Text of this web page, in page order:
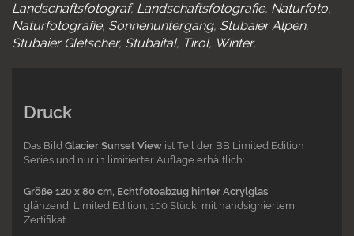
Landschaftsfotograf Landschaftsfotografie Naturfoto
Naturfotografie Sonnenuntergang Stubaier Alpen
Stubaier Gletscher Stubaital Tirol Winter
Druck
Das Bild Glacier Sunset Viewist Teil der BB Limited Edition
Series und nur in limitierter Auflage erhältlich:
Größe 120 x 80 cm, Echtfotoabzug hinter Acrylglas
glänzend, Limited Edition, 100 Stück, mit handsigniertem
Zertifikat